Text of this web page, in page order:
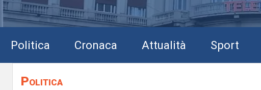
Politica Cronaca Attualità Sport
Politica